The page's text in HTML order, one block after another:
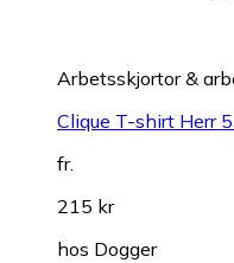
Arbetsskjortor &
Clique T-shirt Herr
fr.
215 kr
hos Dogger